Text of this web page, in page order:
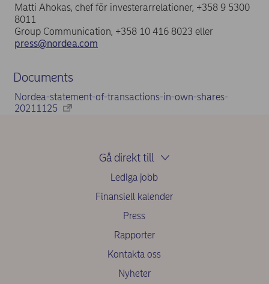
Matti Ahokas, chef för investerarrelationer, +358 9 5300
8011
Group Communication, +358 10 416 8023 eller
press@nordea.com
Documents
Nordea-statement-of-transactions-in-own-shares-
20211125
Gå direkt till
Lediga jobb
Finansiell kalender
Press
Rapporter
Kontakta oss
Nyheter